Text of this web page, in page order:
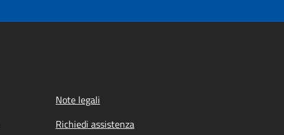
Note legali
Richiedi assistenza